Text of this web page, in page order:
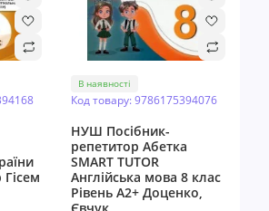
В наявності
Код товару: 9786175394076
НУШ Посібник-
репетитор Абетка
SMART TUTOR
Англійська мова 8 клас
Рівень А2+ Доценко,